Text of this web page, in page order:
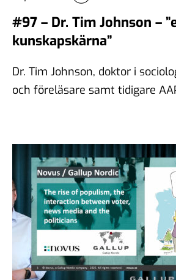
#97 – Dr. Tim Johnson –
kunskapskärna”
Dr. Tim Johnson, doktor i
och föreläsare samt tidigare